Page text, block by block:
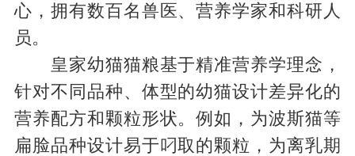
心，拥有数百名兽医、营养学家和科研人
员。
皇家幼猫猫粮基于精准营养学理念，
针对不同品种、体型的幼猫设计差异化的
营养配方和颗粒形状。例如，为波斯猫等
扁脸品种设计易于叼取的颗粒，为离乳期